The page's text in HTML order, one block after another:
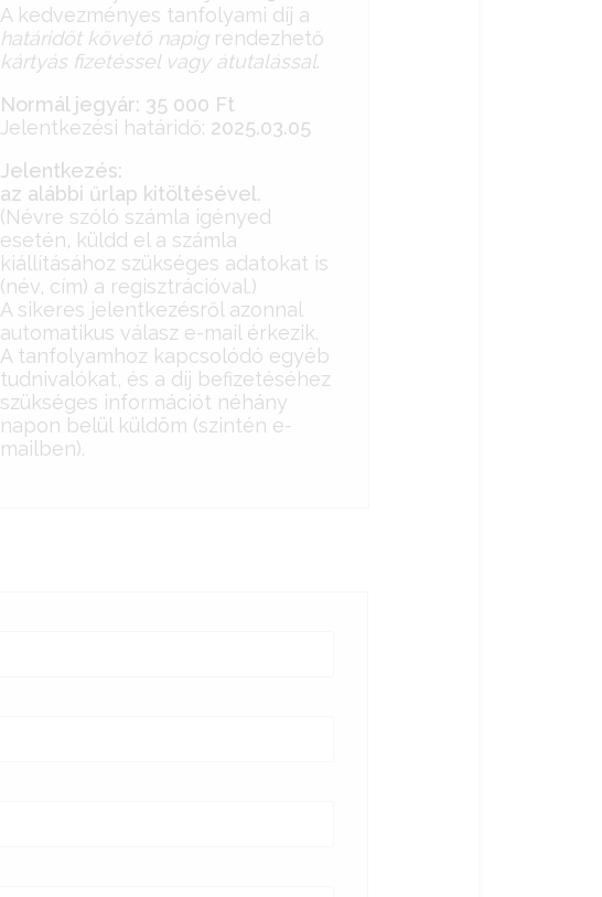
A kedvezményes tanfolyami díj a
határidőt követő napig rendezhető
kártyás fizetéssel vagy átutalással.
Normál jegyár: 35 000 Ft
Jelentkezési határidő: 2025.03.05
Jelentkezés:
az alábbi űrlap kitöltésével.
(Névre szóló számla igényed
esetén, küldd el a számla
kiállításához szükséges adatokat is
(név, cím) a regisztrációval.)
A sikeres jelentkezésről azonnal
automatikus válasz e-mail érkezik.
A tanfolyamhoz kapcsolódó egyéb
tudnivalókat, és a díj befizetéséhez
szükséges információt néhány
napon belül küldöm (szintén e-
mailben).